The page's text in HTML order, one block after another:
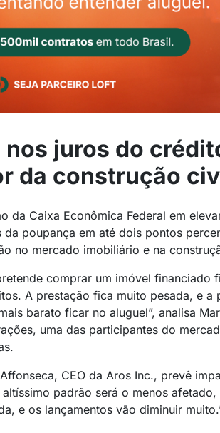
nos juros do
da construção
da Caixa Econômica Federal em
da poupança em até dois pontos
no mercado imobiliário e na
comprar um imóvel
A prestação fica muito pesada, e a
barato ficar no aluguel”, analisa
uma das participantes do
CEO da Aros Inc., prevê
padrão será o menos
e os lançamentos vão diminuir